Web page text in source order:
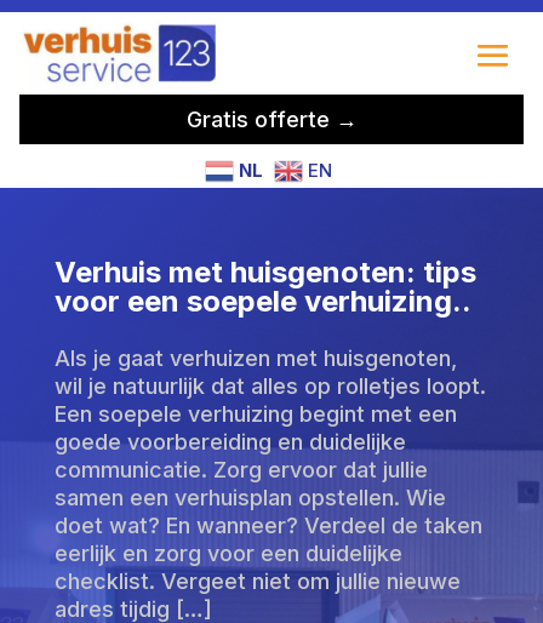
Gratis offerte →
NL EN
Verhuis met huisgenoten: tips
voor een soepele verhuizing.​.
Als je gaat verhuizen met huisgenoten,
wil je natuurlijk dat alles op rolletjes loopt.
Een soepele verhuizing begint met een
goede voorbereiding en duidelijke
communicatie. Zorg ervoor dat jullie
samen een verhuisplan opstellen. Wie
doet wat? En wanneer? Verdeel de taken
eerlijk en zorg voor een duidelijke
checklist. Vergeet niet om jullie nieuwe
adres tijdig […]